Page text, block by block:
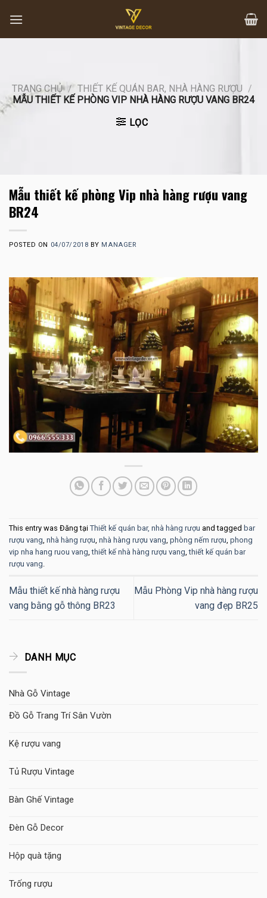
content
TRANG CHỦ / THIẾT KẾ QUÁN BAR, NHÀ HÀNG RƯỢU /
MẪU THIẾT KẾ PHÒNG VIP NHÀ HÀNG RƯỢU VANG BR24
LỌC
Mẫu thiết kế phòng Vip nhà hàng rượu vang
BR24
POSTED ON 04/07/2018 BY MANAGER
This entry was Đăng tại Thiết kế quán bar, nhà hàng rượu and tagged bar
rượu vang, nhà hàng rượu, nhà hàng rượu vang, phòng nếm rượu, phong
vip nha hang ruou vang,thiết kế nhà hàng rượu vang,thiết kế quán bar
rượu vang.
Mẫu thiết kế nhà hàng rượu
vang bằng gỗ thông BR23
Mẫu Phòng Vip nhà hàng rượu
vang đẹp BR25
DANH MỤC
Nhà Gỗ Vintage
Đồ Gỗ Trang Trí Sân Vườn
Kệ rượu vang
Tủ Rượu Vintage
Bàn Ghế Vintage
Đèn Gỗ Decor
Hộp quà tặng
Trống rượu